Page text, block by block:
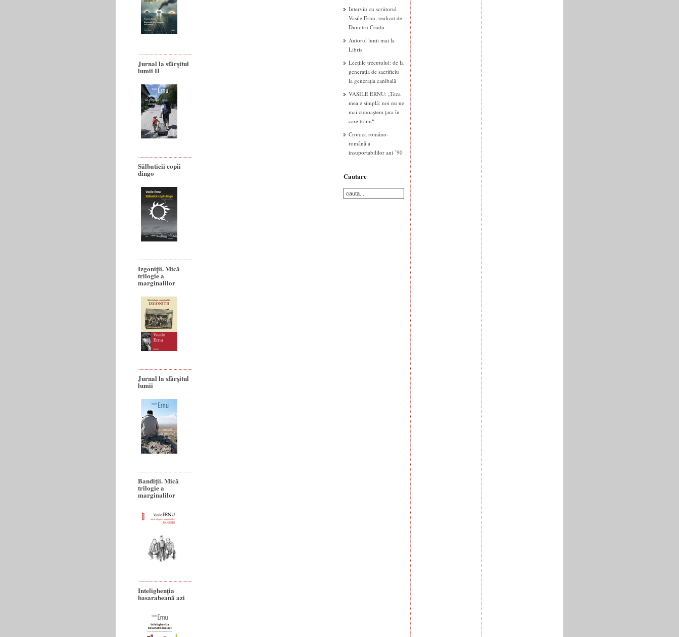
Jurnal la sfârșitul
lumii II
Sălbaticii copii
dingo
Izgoniții. Mică
trilogie a
marginalilor
Jurnal la sfârșitul
lumii
Bandiţii. Mică
trilogie a
marginalilor
Intelighenția
basarabeană azi
Interviu cu scriitorul
Vasile Ernu, realizat de
Dumitru Crudu
Autorul lunii mai la
Libris
Lecțiile trecutului: de la
generația de sacrificiu
la generația canibală
VASILE ERNU: „Teza
mea e simplă: noi nu ne
mai cunoaștem țara în
care trăim“
Cronica româno-
română a
insuportabililor ani ’90
Cautare